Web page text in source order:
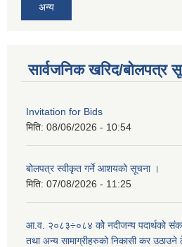
अन्य
सार्वजनिक खरिद/बोलपत्र
Invitation for Bids
मिति: 08/06/2026 - 10:54
बोलपत्र स्वीकृत गर्ने आशयको सूचना ।
मिति: 07/08/2026 - 11:25
आ.व. २०८३÷०८४ कोे नदीजन्य पदार्थको
तथा अन्य सामाग्रीहरुको निकासी कर उठाउने